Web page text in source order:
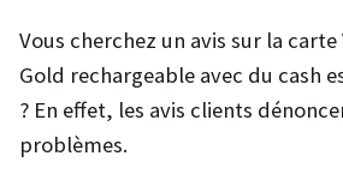
Vous cherchez un avis sur la
Gold rechargeable avec du cash
? En effet, les avis clients
problèmes.